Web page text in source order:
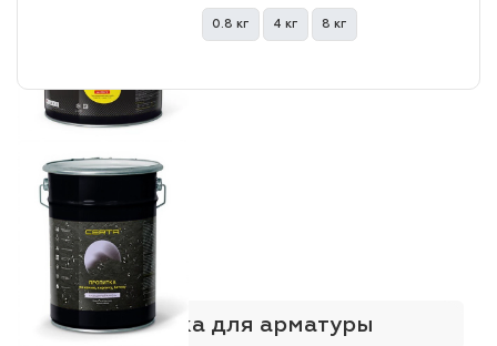
0.8 кг 4 кг 8 кг
Краска для арматуры